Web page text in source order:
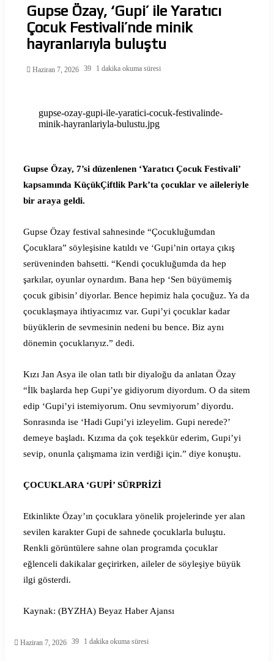
Gupse Özay, ‘Gupi’ ile Yaratıcı
Çocuk Festivali’nde minik
hayranlarıyla buluştu
Haziran 7, 2026 39 1 dakika okuma süresi
gupse-ozay-gupi-ile-yaratici-cocuk-festivalinde-
minik-hayranlariyla-bulustu.jpg
Gupse Özay, 7’si düzenlenen ‘Yaratıcı Çocuk Festivali’
kapsamında KüçükÇiftlik Park’ta çocuklar ve aileleriyle
bir araya geldi.
Gupse Özay festival sahnesinde “Çocukluğumdan
Çocuklara” söyleşisine katıldı ve ‘Gupi’nin ortaya çıkış
serüveninden bahsetti. “Kendi çocukluğumda da hep
şarkılar, oyunlar oynardım. Bana hep ‘Sen büyümemiş
çocuk gibisin’ diyorlar. Bence hepimiz hala çocuğuz. Ya da
çocuklaşmaya ihtiyacımız var. Gupi’yi çocuklar kadar
büyüklerin de sevmesinin nedeni bu bence. Biz aynı
dönemin çocuklarıyız.” dedi.
Kızı Jan Asya ile olan tatlı bir diyaloğu da anlatan Özay
“İlk başlarda hep Gupi’ye gidiyorum diyordum. O da sitem
edip ‘Gupi’yi istemiyorum. Onu sevmiyorum’ diyordu.
Sonrasında ise ‘Hadi Gupi’yi izleyelim. Gupi nerede?’
demeye başladı. Kızıma da çok teşekkür ederim, Gupi’yi
sevip, onunla çalışmama izin verdiği için.” diye konuştu.
ÇOCUKLARA ‘GUPİ’ SÜRPRİZİ
Etkinlikte Özay’ın çocuklara yönelik projelerinde yer alan
sevilen karakter Gupi de sahnede çocuklarla buluştu.
Renkli görüntülere sahne olan programda çocuklar
eğlenceli dakikalar geçirirken, aileler de söyleşiye büyük
ilgi gösterdi.
Kaynak: (BYZHA) Beyaz Haber Ajansı
Haziran 7, 2026 39 1 dakika okuma süresi